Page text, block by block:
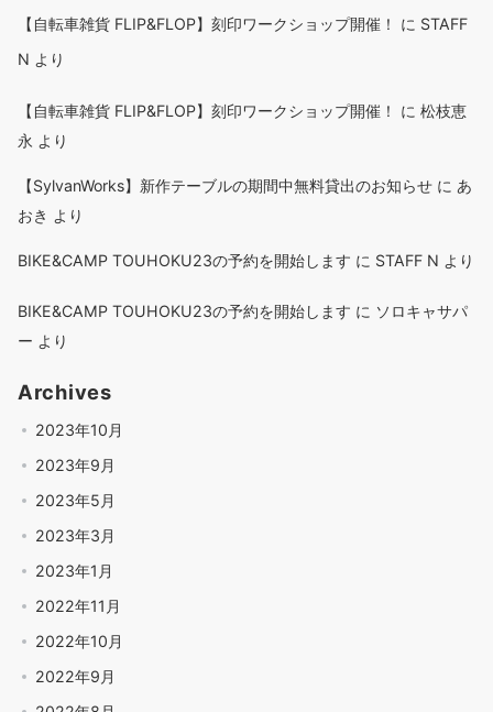
【自転車雑貨 FLIP&FLOP】刻印ワークショップ開催！ に STAFF
N より
【自転車雑貨 FLIP&FLOP】刻印ワークショップ開催！ に 松枝恵
永 より
【SylvanWorks】新作テーブルの期間中無料貸出のお知らせ に あ
おき より
BIKE&CAMP TOUHOKU23の予約を開始します に STAFF N より
BIKE&CAMP TOUHOKU23の予約を開始します に ソロキャサパ
ー より
Archives
2023年10月
2023年9月
2023年5月
2023年3月
2023年1月
2022年11月
2022年10月
2022年9月